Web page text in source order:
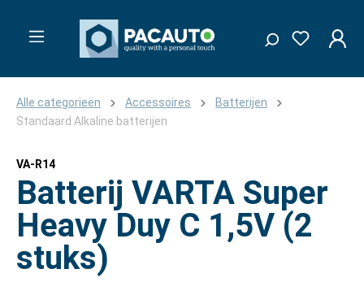
Alle categorieën Accessoires
Batterijen
Standaard Alkaline batterijen
VA-R14
Batterij VARTA Super
Heavy Duy C 1,5V (2
stuks)